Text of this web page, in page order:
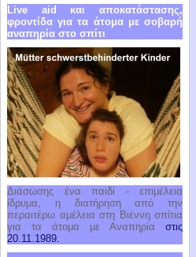
Live aid και αποκατάστασης,
φροντίδα για τα άτομα με σοβαρή
αναπηρία στο σπίτι
Διάσωσης ένα παιδί - επιμέλεια
ίδρυμα, η διατήρηση από την
περαιτέρω αμέλεια στη Βιέννη σπίτια
για τα άτομα με Αναπηρία στις
20.11.1989.